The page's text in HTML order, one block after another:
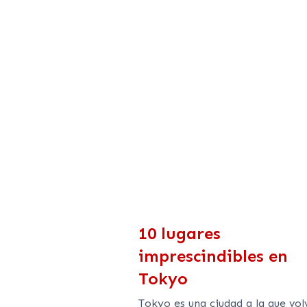
10 lugares
imprescindibles en
Tokyo
Tokyo es una ciudad a la que